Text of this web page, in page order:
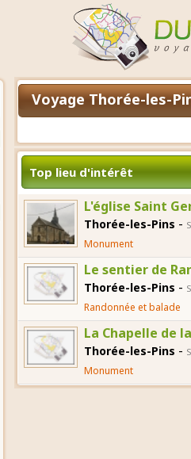
Voyage Thorée-les-
Top lieu d'intérêt
L'église Saint
Thorée-les-Pins -
Monument
Le sentier de
Thorée-les-Pins -
Randonnée et balade
La Chapelle de
Thorée-les-Pins -
Monument